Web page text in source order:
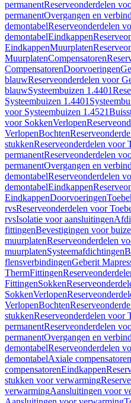
permanentReserveonderdelen
permanentOvergangen en
demontabelReserveonderdelen
demontabelEindkappen
EindkappenMuurplaten
MuurplatenCompensatoren
CompensatorenDoorvoeringen
blauwReserveonderdelen voor
blauwSysteembuizen 1.4401
Systeembuizen 1.4401
voor Systeembuizen 1.4521
voor SokkenVerlopen
VerlopenBochten
stukkenReserveonderdelen voor
permanentReserveonderdelen
permanentOvergangen en
demontabelReserveonderdelen
demontabelEindkappen
EindkappenDoorvoeringen
rvsReserveonderdelen voor
rvsIsolatie voor aansluitingen
fittingenBevestigingen voor
muurplatenReserveonderdelen
muurplatenSysteemafdichtingen
flensverbindingenGeberit
ThermFittingen
FittingenSokken
SokkenVerlopen
VerlopenBochten
stukkenReserveonderdelen voor
permanentReserveonderdelen
permanentOvergangen en
demontabelReserveonderdelen
demontabelAxiale compensatoren
compensatorenEindkappen
stukken voor verwarming
verwarmingAansluitingen voor